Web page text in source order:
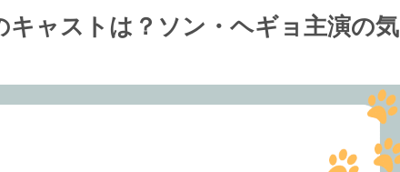
キャストは？ソン・ヘギョ主演の気